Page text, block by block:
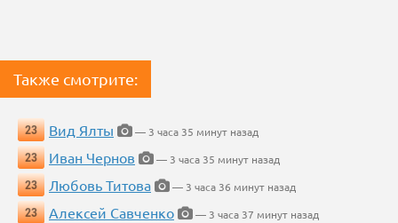
Также смотрите:
23 Вид Ялты
— 3 часа 35 минут назад
23
Иван Чернов
— 3 часа 35 минут назад
23
Любовь Титова
— 3 часа 36 минут назад
23
Алексей Савченко
— 3 часа 37 минут назад